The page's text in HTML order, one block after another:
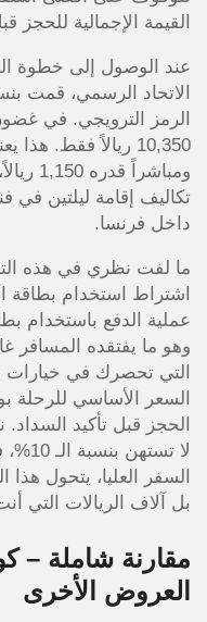
القيمة الإجمالية للحجز قبل الخصم
عند الوصول إلى خطوة
الاتحاد الرسمي، قمت
الرمز الترويجي. في
10,350 ريالاً فقط.
تكاليف إقامة ليلتين في
داخل فرنسا.
ما لفت نظري في هذه
اشتراط استخدام بطاقة
عملية الدفع باستخدام
وهو ما يفتقده المسافر
التي تحصرك في
السعر الأساسي
الحجز قبل تأكيد
لا
السفر العليا، يتحول
بل آلاف الريالات التي
مقارنة شاملة –
العروض الأخرى